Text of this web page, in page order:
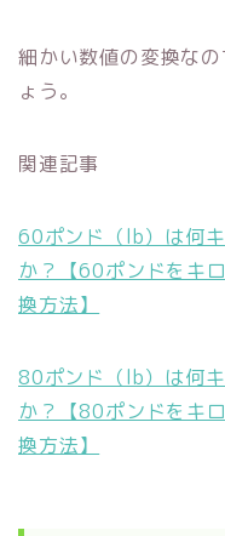
細かい数値の変換な
ょう。
関連記事
60ポンド（lb）は何
か？【60ポンドをキ
換方法】
80ポンド（lb）は何
か？【80ポンドをキ
換方法】